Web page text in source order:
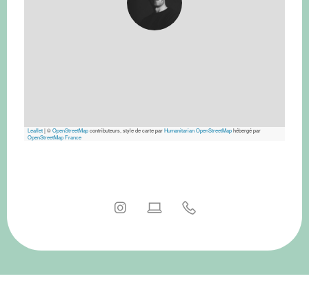
Leaflet|©OpenStreetMapcontributeurs, style de carte parHumanitarian OpenStreetMaphébergé par
OpenStreetMap France